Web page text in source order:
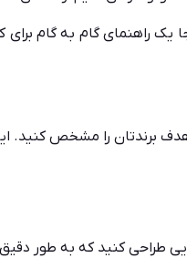
یک راهنمای گام به گام
برندتان را مشخص کنید.
طراحی کنید که به طور